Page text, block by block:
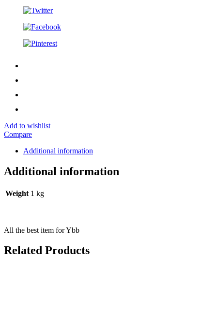
Add to wishlist
Compare
Additional information
Additional information
Weight 1 kg
All the best item for Ybb
Related Products